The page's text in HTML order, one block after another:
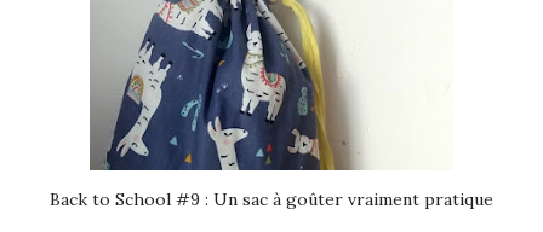
Back to School #9 : Un sac à goûter vraiment pratique